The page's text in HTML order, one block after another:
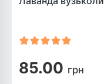
85.00 грн